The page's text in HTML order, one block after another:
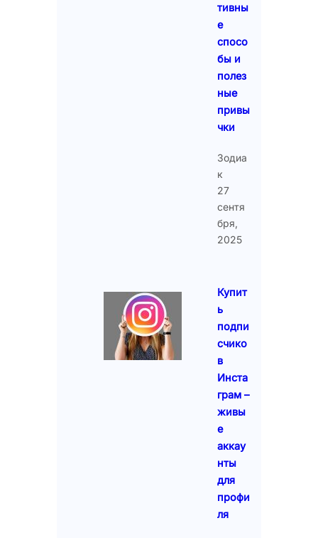
тивны
е
спосо
бы и
полез
ные
привы
чки
Зодиа
к
27
сентя
бря,
2025
Купит
ь
подпи
счико
в
Инста
грам –
живы
е
аккау
нты
для
профи
ля